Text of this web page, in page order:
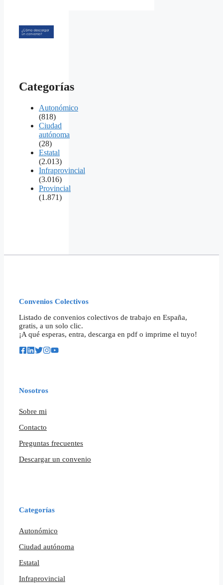
Categorías
Autonómico
(818)
Ciudad
autónoma
(28)
Estatal
(2.013)
Infraprovincial
(3.016)
Provincial
(1.871)
Convenios Colectivos
Listado de convenios colectivos de trabajo en España,
gratis, a un solo clic.
¡A qué esperas, entra, descarga en pdf o imprime el tuyo!
Nosotros
Sobre mi
Contacto
Preguntas frecuentes
Descargar un convenio
Categorías
Autonómico
Ciudad autónoma
Estatal
Infraprovincial